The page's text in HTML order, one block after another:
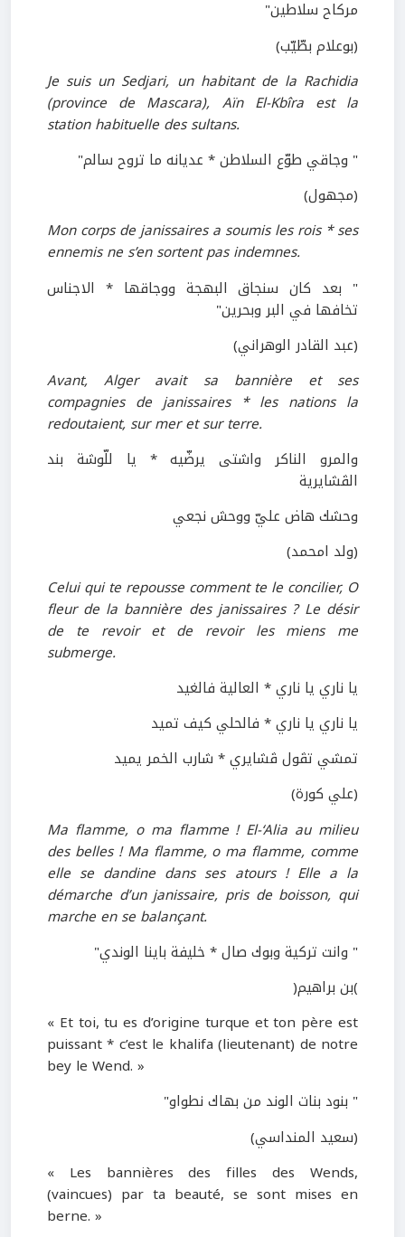
مركاح سلاطين"
(بوعلام بطّيّب)
Je suis un Sedjari, un habitant de la Rachidia
(province de Mascara), Aïn El-Kbîra est la
station habituelle des sultans.
" وجاقي طوّع السلاطن * عديانه ما تروح سالم"
(مجهول)
Mon corps de janissaires a soumis les rois * ses
ennemis ne s’en sortent pas indemnes.
" بعد كان سنجاق البهجة ووجاقها * الاجناس
تخافها في البر وبحرين"
(عبد القادر الوهراني)
Avant, Alger avait sa bannière et ses
compagnies de janissaires * les nations la
redoutaient, sur mer et sur terre.
والمرو الناكر واشتى يرضّيه * يا للّوشة بند
الڤشايرية
وحشك هاض عليّ ووحش نجعي
(ولد امحمد)
Celui qui te repousse comment te le concilier, O
fleur de la bannière des janissaires ? Le désir
de te revoir et de revoir les miens me
submerge.
يا ناري يا ناري * العالية فالغيد
يا ناري يا ناري * فالحلي كيف تميد
تمشي تڤول ڤشايري * شارب الخمر يميد
(علي كورة)
Ma flamme, o ma flamme ! El-‘Alia au milieu
des belles ! Ma flamme, o ma flamme, comme
elle se dandine dans ses atours ! Elle a la
démarche d’un janissaire, pris de boisson, qui
marche en se balançant.
" وانت تركية وبوك صال * خليفة باينا الوندي"
)بن براهيم(
« Et toi, tu es d’origine turque et ton père est
puissant * c’est le khalifa (lieutenant) de notre
bey le Wend. »
" بنود بنات الوند من بهاك نطواو"
(سعيد المنداسي)
« Les bannières des filles des Wends,
(vaincues) par ta beauté, se sont mises en
berne. »